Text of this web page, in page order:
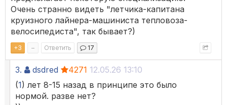
Очень странно видеть "летчика-капитана
круизного лайнера-машиниста тепловоза-
велосипедиста", так бывает?)
+3 – Ответить 17
3. dsdred 4271 12.05.26 13:10
(1) лет 8-15 назад в принципе это было
нормой. разве нет?